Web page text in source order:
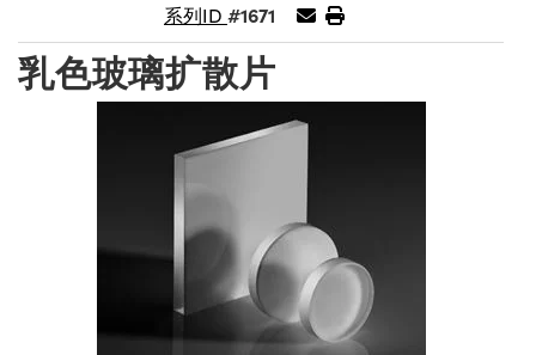
Optics | 偏振光學元件
Components | SCHOTT 光
| 超快光學
Assemblies | 雷射光學元件組
Shaping | 雷射光束整形
| 雷射分光鏡
and Breadboards | 光學平臺
and Slides | 平臺和滑塊
| 光圈類
| ZEISS 物鏡
Objectives | 有限共軛物鏡
Objectives
| 雷射防護
| 雷射用光機模組
| 實驗室和生產線
Magnification Lenses
Objectives | 顯微鏡物鏡
Lenses for Harsh Environments
and Advanced
| 影視製作和高級攝影
Accessories | 成像鏡頭配件
Cameras | Teledyne Dalsa
Microscopy Cameras
Cameras | Allied Vision 相機
Cameras | IDS 相機
Labs Cameras™ | Lucid Vision
Sources | 其他光源
Level Test Targets | 色卡測試板
| USAF 測試版
測器
and Roughness Standards | 表
| 光學膠
Products | Acktar 黑色吸
Accessories | UV固化設備
Imaging
Lenses | 清倉顯微鏡
Lenses | 清倉成像鏡頭
| 清倉照明
and Detection
| 重新認證雷射
| 重新認證顯微鏡
Lenses | 重新認證成像鏡
| 重新認證照明
系列ID #1671
乳色玻璃扩散片